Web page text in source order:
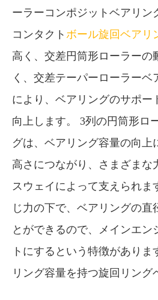
ーラーコンポジットベアリン
コンタクト ボール旋回ベアリ
高く、交差円筒形ローラーの
く、交差テーパーローラーベ
により、ベアリングのサポー
向上します。 3列の円筒形ロ
グは、ベアリング容量の向上
高さにつながり、さまざまな
スウェイによって支えられま
じ力の下で、ベアリングの直
とができるので、メインエン
トにするという特徴があり
リング容量を持つ旋回リング